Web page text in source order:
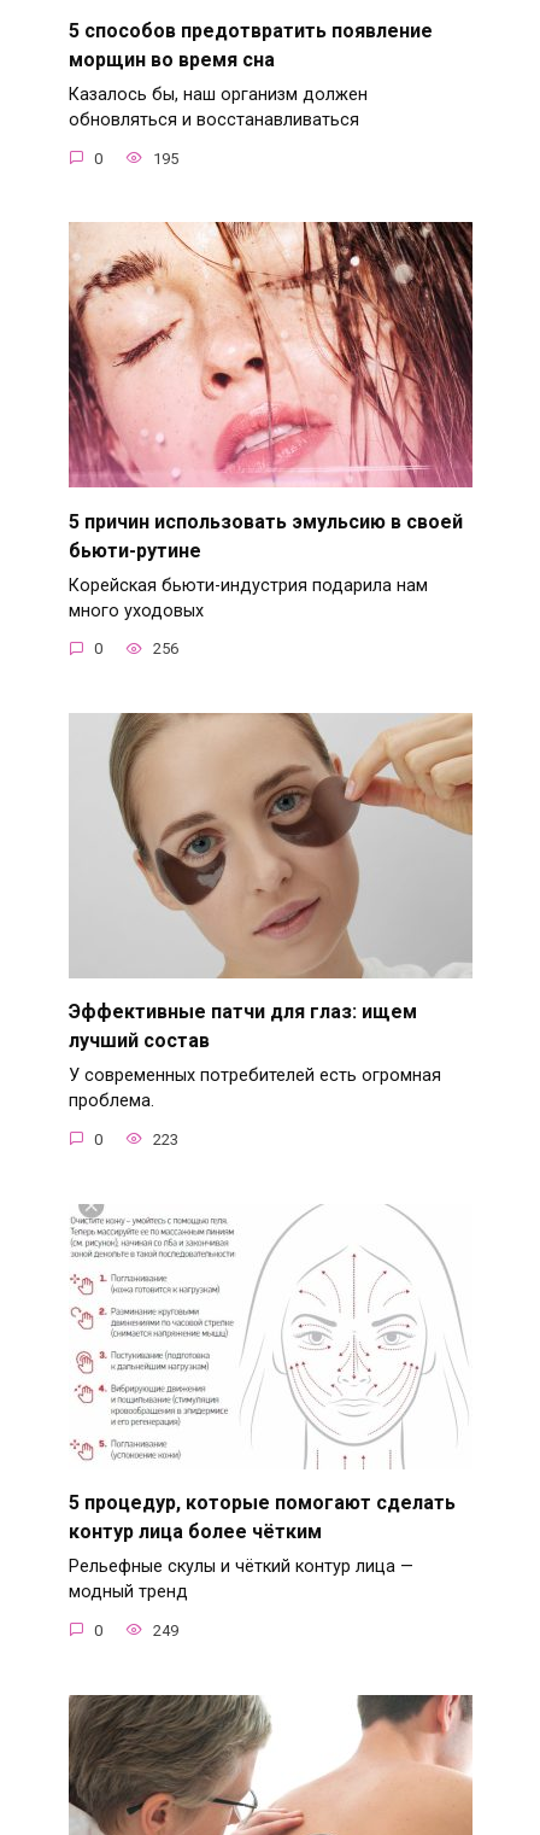
5 способов предотвратить появление
морщин во время сна
Казалось бы, наш организм должен
обновляться и восстанавливаться
0 195
5 причин использовать эмульсию в своей
бьюти-рутине
Корейская бьюти-индустрия подарила нам
много уходовых
0 256
Эффективные патчи для глаз: ищем
лучший состав
У современных потребителей есть огромная
проблема.
0 223
5 процедур, которые помогают сделать
контур лица более чётким
Рельефные скулы и чёткий контур лица —
модный тренд
0 249